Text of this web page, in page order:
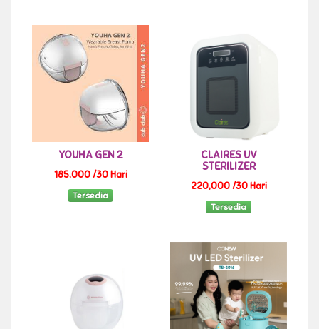
YOUHA GEN 2
185,000 /30 Hari
Tersedia
CLAIRES UV
STERILIZER
220,000 /30 Hari
Tersedia